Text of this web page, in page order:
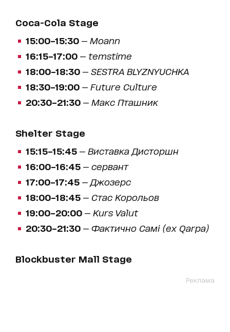
Coca-Cola Stage
15:00–15:30 — Moann
16:15–17:00 — temstime
18:00–18:30 — SESTRA BLYZNYUCHKA
18:30–19:00 — Future Culture
20:30–21:30 — Макс Пташник
Shelter Stage
15:15–15:45 — Виставка Дисторшн
16:00–16:45 — сервант
17:00–17:45 — Джозерс
18:00–18:45 — Стас Корольов
19:00–20:00 — Kurs Valut
20:30–21:30 — Фактично Самі (ex Qarpa)
Blockbuster Mall Stage
Реклама